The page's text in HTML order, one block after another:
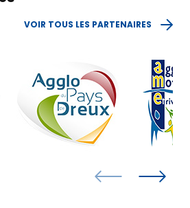
VOIR TOUS LES PARTENAIRES